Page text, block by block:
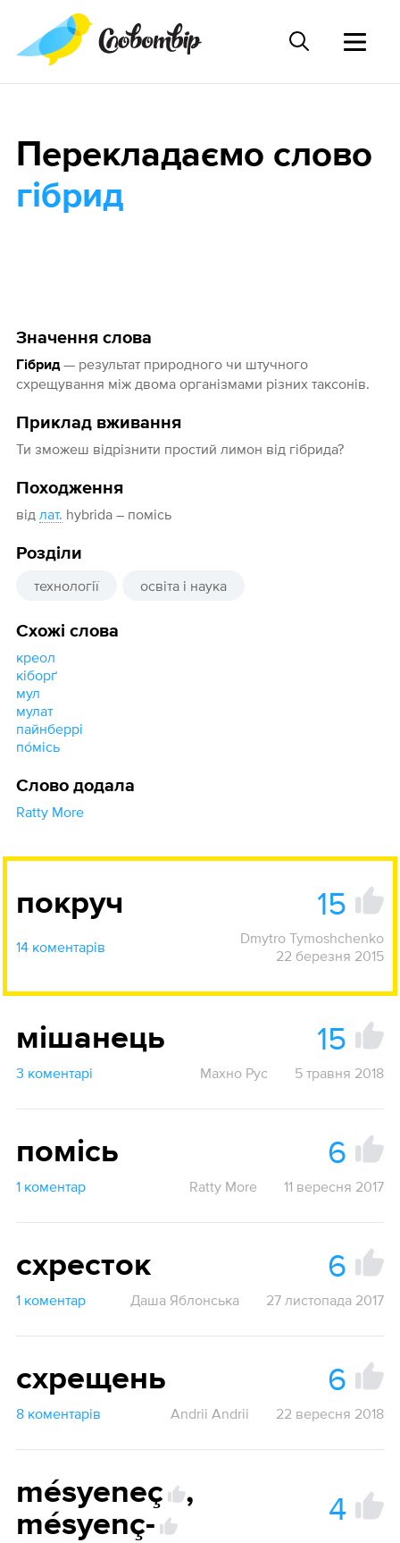
Значення слова
Гібрид— результат природного чи штучного
схрещування між двома організмами різних таксонів.
Приклад вживання
Ти зможеш відрізнити простий лимон від гібрида?
Походження
від лат. hybrida – помісь
Розділи
технології освіта і наука
Схожі слова
креол
кіборґ
мул
мулат
пайнберрі
по́місь
Слово додала
Ratty More
Перекладаємо слово
гібрид
покруч 15
14 коментарів
Dmytro Tymoshchenko
22 березня 2015
мішанець 15
3 коментарі Махно Рус 5 травня 2018
помісь 6
1 коментар Ratty More 11 вересня 2017
схресток 6
1 коментар Даша Яблонська 27 листопада 2017
схрещень 6
8 коментарів Andrii Andrii 22 вересня 2018
mésyeneç
,
mésyenç-
4